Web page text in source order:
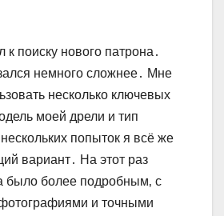
поиску нового патрона․
немного сложнее․ Мне
несколько ключевых
моей дрели и тип
попыток я всё же
вариант․ На этот раз
было более подробным‚ с
и точными